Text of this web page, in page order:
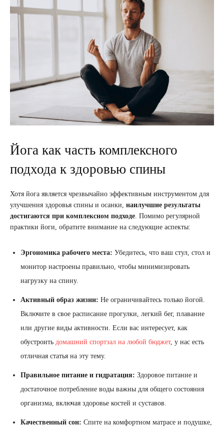
Йога как часть комплексного
подхода к здоровью спины
Хотя йога является чрезвычайно эффективным инструментом для
улучшения здоровья спины и осанки, наилучшие результаты
достигаются при комплексном подходе. Помимо регулярной
практики йоги, обратите внимание на следующие аспекты:
Эргономика рабочего места: Убедитесь, что ваш стул, стол и
монитор настроены правильно, чтобы минимизировать
нагрузку на спину.
Активный образ жизни: Не ограничивайтесь только йогой.
Включите в свое расписание прогулки, легкий бег, плавание
или другие виды активности. Если вас интересует, как
обустроить домашний спортзал на любой бюджет, у нас есть
отличная статья на эту тему.
Правильное питание и гидратация: Здоровое питание и
достаточное потребление воды важны для общего состояния
организма, включая здоровье костей и суставов.
Качественный сон: Спите на комфортном матрасе и подушке,